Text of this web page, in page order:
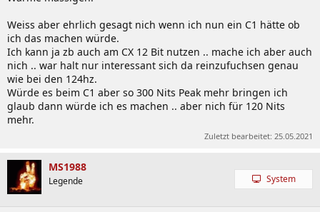
Weiss aber ehrlich gesagt nich wenn ich nun ein C1 hätte ob
ich das machen würde.
Ich kann ja zb auch am CX 12 Bit nutzen .. mache ich aber auch
nich .. war halt nur interessant sich da reinzufuchsen genau
wie bei den 124hz.
Würde es beim C1 aber so 300 Nits Peak mehr bringen ich
glaub dann würde ich es machen .. aber nich für 120 Nits
mehr.
Zuletzt bearbeitet: 25.05.2021
MS1988
Legende System